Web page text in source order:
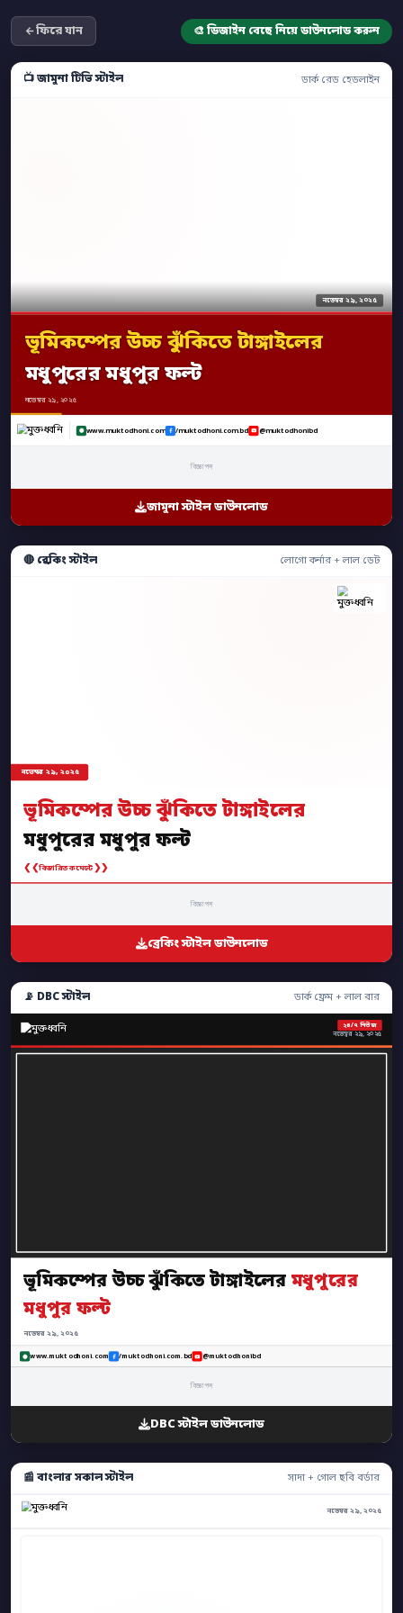
ফিরে যান 🎨 ডিজাইন বেছে নিয়ে ডাউনলোড করুন
📺 জামুনা টিভি স্টাইল ডার্ক রেড হেডলাইন
নভেম্বর ২৯, ২০২৫
ভূমিকম্পের উচ্চ ঝুঁকিতে টাঙ্গাইলের
মধুপুরের মধুপুর ফল্ট
নভেম্বর ২৯, ২০২৫
www.muktodhoni.com /muktodhoni.com.bd @muktodhonibd
বিজ্ঞাপন
জামুনা স্টাইল ডাউনলোড
🔴 ব্রেকিং স্টাইল লোগো কর্নার + লাল ডেট
নভেম্বর ২৯, ২০২৫
ভূমিকম্পের উচ্চ ঝুঁকিতে টাঙ্গাইলের
মধুপুরের মধুপুর ফল্ট
❮❮বিস্তারিত কমেন্টে❯❯
বিজ্ঞাপন
ব্রেকিং স্টাইল ডাউনলোড
📡 DBC স্টাইল ডার্ক ফ্রেম + লাল বার
২৪/৭ নিউজ
নভেম্বর ২৯, ২০২৫
ভূমিকম্পের উচ্চ ঝুঁকিতে টাঙ্গাইলের মধুপুরের
মধুপুর ফল্ট
নভেম্বর ২৯, ২০২৫
www.muktodhoni.com /muktodhoni.com.bd @muktodhonibd
বিজ্ঞাপন
DBC স্টাইল ডাউনলোড
📰 বাংলার সকাল স্টাইল সাদা + গোল ছবি বর্ডার
নভেম্বর ২৯, ২০২৫